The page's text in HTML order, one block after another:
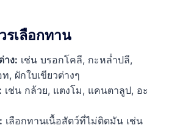
รเลือกทาน
าง: เช่น บรอกโคลี, กะหล่ำปลี,
, ผักใบเขียวต่างๆ
เช่น กล้วย, แตงโม, แคนตาลูป, อะ
เลือกทานเนื้อสัตว์ที่ไม่ติดมัน เช่น